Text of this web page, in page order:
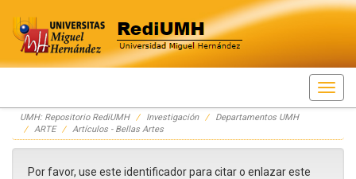
Skip
navigation
UMH: Repositorio RediUMH Investigación
Departamentos UMH
ARTE
Artículos - Bellas Artes
Por favor, use este identificador para citar o enlazar este